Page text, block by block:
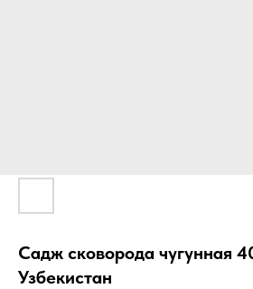
Садж сковорода чугунная
Узбекистан